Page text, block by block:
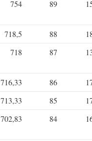
754 89
718,5 88
718 87
716,33 86
713,33 85
702,83 84